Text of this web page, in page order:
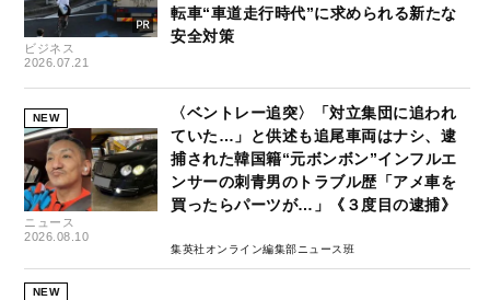
ビジネス
2026.07.21
転車“車道走行時代”に求められる新たな
安全対策
NEW
ニュース
2026.08.10
〈ベントレー追突〉「対立集団に追われ
ていた…」と供述も追尾車両はナシ、逮
捕された韓国籍“元ボンボン”インフルエ
ンサーの刺青男のトラブル歴「アメ車を
買ったらパーツが…」《３度目の逮捕》
集英社オンライン編集部ニュース班
NEW